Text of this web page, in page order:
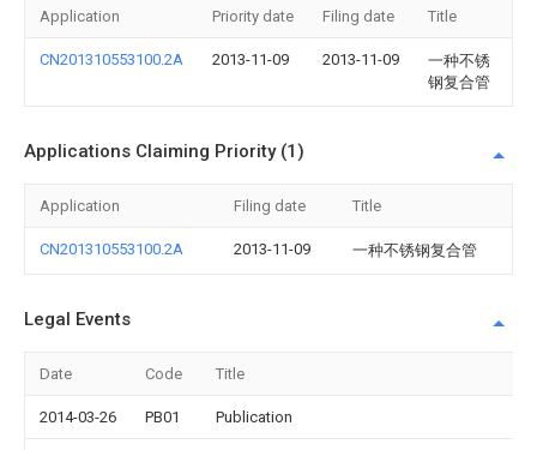
Application Priority date Filing date Title
CN201310553100.2A 2013-11-09 2013-11-09
一种不锈
钢复合管
Applications Claiming Priority (1)
Application Filing date Title
CN201310553100.2A 2013-11-09 一种不锈钢复合管
Legal Events
Date Code Title
2014-03-26 PB01 Publication